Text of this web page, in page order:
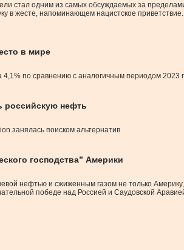
стал одним из самых обсуждаемых за
в жесте, напоминающем нацистское
в мире
4,1% по сравнению с аналогичным периодом
российскую нефть
занялась поиском альтернатив
господства” Америки
нефтью и сжиженным газом не только
победе над Россией и Саудовской